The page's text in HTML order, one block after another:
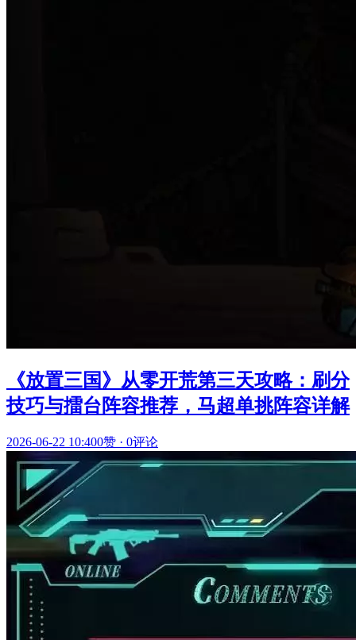
《放置三国》从零开荒第三天攻略：刷分
技巧与擂台阵容推荐，马超单挑阵容详解
2026-06-22 10:400赞 · 0评论